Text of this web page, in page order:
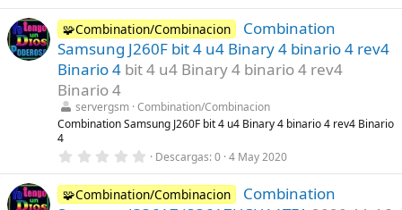
0
0
e
s
t
r
l
l
a
s
🧩Combination/Combinacion
Combination
Samsung J260F bit 4 u4 Binary 4 binario 4 rev4
Binario 4 bit 4 u4 Binary 4 binario 4 rev4
Binario 4
servergsm Combination/Combinacion
Combination Samsung J260F bit 4 u4 Binary 4 binario 4 rev4 Binario
4
0
0
0
e
Descargas 0 4 May 2020
🧩Combination/Combinacion
Combination